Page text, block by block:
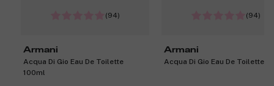
(94)
Armani
Acqua Di Gio Eau De Toilette
100ml
(94)
Armani
Acqua Di Gio Eau De Toilette